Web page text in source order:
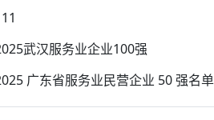
武汉服务业企业100强
广东省服务业民营企业 50 强名单